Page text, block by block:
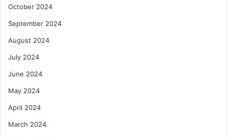
October 2024
September 2024
August 2024
July 2024
June 2024
May 2024
April 2024
March 2024